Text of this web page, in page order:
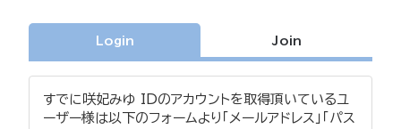
Login Join
すでに咲妃みゆ IDのアカウントを取得頂いているユ
ーザー様は以下のフォームより「メールアドレス」「パス